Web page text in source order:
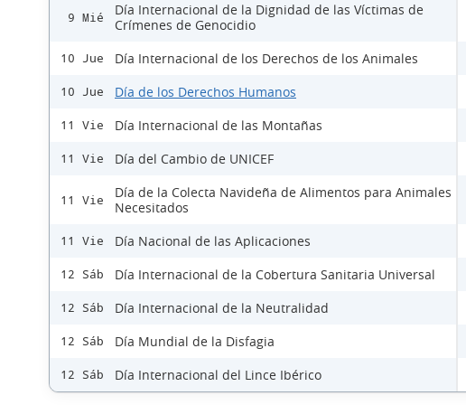
9 Mié
Día Internacional de la Dignidad de las Víctimas de
Crímenes de Genocidio
10 Jue Día Internacional de los Derechos de los Animales
10 Jue Día de los Derechos Humanos
11 Vie Día Internacional de las Montañas
11 Vie Día del Cambio de UNICEF
11 Vie
Día de la Colecta Navideña de Alimentos para Animales
Necesitados
11 Vie Día Nacional de las Aplicaciones
12 Sáb Día Internacional de la Cobertura Sanitaria Universal
12 Sáb Día Internacional de la Neutralidad
12 Sáb Día Mundial de la Disfagia
12 Sáb Día Internacional del Lince Ibérico